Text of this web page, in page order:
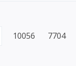
10056 7704